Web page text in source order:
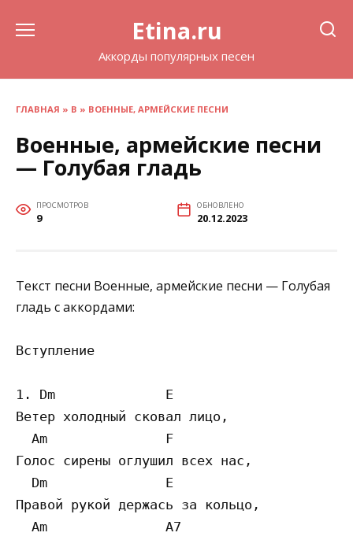
Etina.ru
Аккорды популярных песен
ГЛАВНАЯ » В » ВОЕННЫЕ, АРМЕЙСКИЕ ПЕСНИ
Военные, армейские песни
— Голубая гладь
ПРОСМОТРОВ
9
ОБНОВЛЕНО
20.12.2023
Текст песни Военные, армейские песни — Голубая
гладь с аккордами:
Вступление
1. Dm              E
Ветер холодный сковал лицо,
  Am               F
Голос сирены оглушил всех нас,
  Dm               E
Правой рукой держась за кольцо,
  Am               A7